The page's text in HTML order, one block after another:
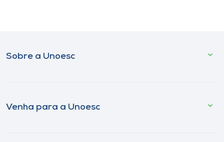
Sobre a Unoesc
Venha para a Unoesc